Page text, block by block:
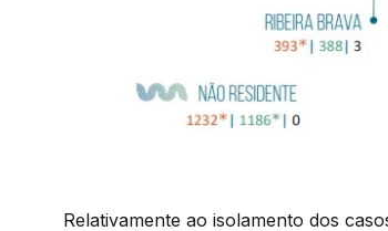
Relativamente ao isolamento dos